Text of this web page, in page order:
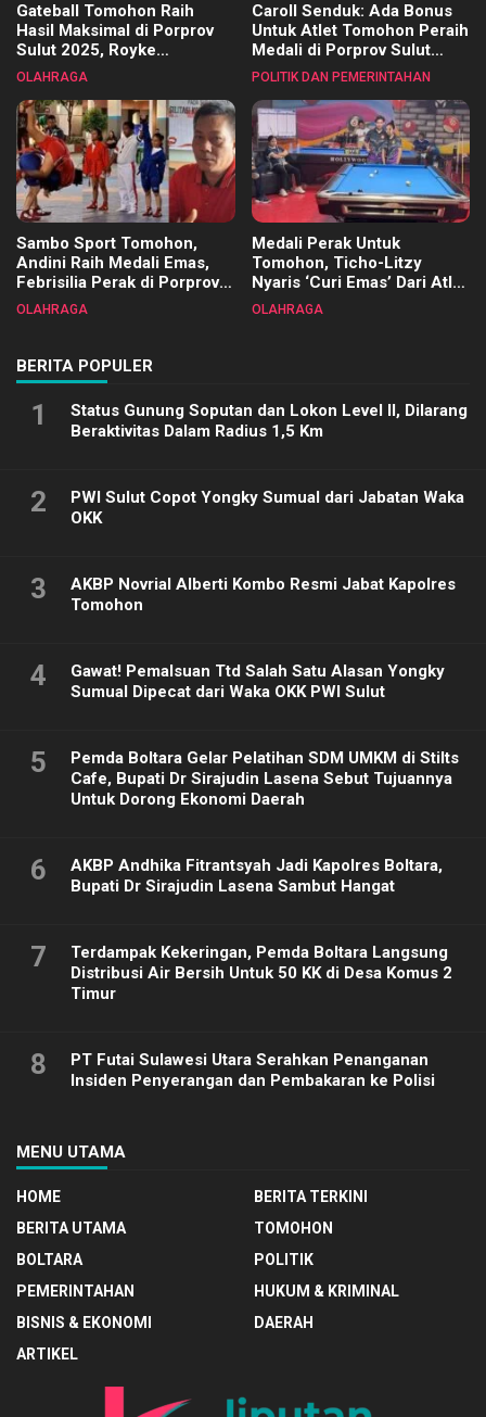
Gateball Tomohon Raih
Hasil Maksimal di Porprov
Sulut 2025, Royke
Tangkawarouw Ucapkan
OLAHRAGA
Caroll Senduk: Ada Bonus
Untuk Atlet Tomohon Peraih
Medali di Porprov Sulut
2025
POLITIK DAN PEMERINTAHAN
Sambo Sport Tomohon,
Andini Raih Medali Emas,
Febrisilia Perak di Porprov
Sulut 2025
OLAHRAGA
Medali Perak Untuk
Tomohon, Ticho-Litzy
Nyaris ‘Curi Emas’ Dari Atlet
Biliar PON di Porprov Sulut
OLAHRAGA
BERITA POPULER
1
Status Gunung Soputan dan Lokon Level II, Dilarang
Beraktivitas Dalam Radius 1,5 Km
2
PWI Sulut Copot Yongky Sumual dari Jabatan Waka
OKK
3
AKBP Novrial Alberti Kombo Resmi Jabat Kapolres
Tomohon
4
Gawat! Pemalsuan Ttd Salah Satu Alasan Yongky
Sumual Dipecat dari Waka OKK PWI Sulut
5
Pemda Boltara Gelar Pelatihan SDM UMKM di Stilts
Cafe, Bupati Dr Sirajudin Lasena Sebut Tujuannya
Untuk Dorong Ekonomi Daerah
6
AKBP Andhika Fitrantsyah Jadi Kapolres Boltara,
Bupati Dr Sirajudin Lasena Sambut Hangat
7
Terdampak Kekeringan, Pemda Boltara Langsung
Distribusi Air Bersih Untuk 50 KK di Desa Komus 2
Timur
8
PT Futai Sulawesi Utara Serahkan Penanganan
Insiden Penyerangan dan Pembakaran ke Polisi
MENU UTAMA
HOME
BERITA TERKINI
BERITA UTAMA
TOMOHON
BOLTARA
POLITIK
PEMERINTAHAN
HUKUM & KRIMINAL
BISNIS & EKONOMI
DAERAH
ARTIKEL